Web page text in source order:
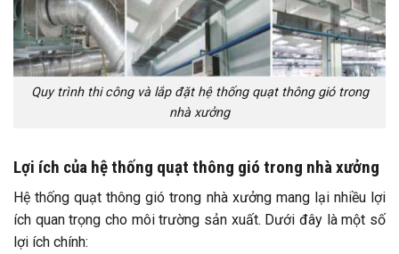
Quy trình thi công và lắp đặt hệ thống quạt thông gió trong
nhà xưởng
Lợi ích của hệ thống quạt thông gió trong nhà xưởng
Hệ thống quạt thông gió trong nhà xưởng mang lại nhiều lợi
ích quan trọng cho môi trường sản xuất. Dưới đây là một số
lợi ích chính: